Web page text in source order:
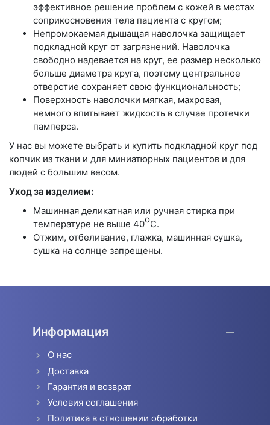
эффективное решение проблем с кожей в местах
соприкосновения тела пациента с кругом;
Непромокаемая дышащая наволочка защищает
подкладной круг от загрязнений. Наволочка
свободно надевается на круг, ее размер несколько
больше диаметра круга, поэтому центральное
отверстие сохраняет свою функциональность;
Поверхность наволочки мягкая, махровая,
немного впитывает жидкость в случае протечки
памперса.
У нас вы можете выбрать и купить подкладной круг под
копчик из ткани и для миниатюрных пациентов и для
людей с большим весом.
Уход за изделием:
Машинная деликатная или ручная стирка при
температуре не выше 40оС.
Отжим, отбеливание, глажка, машинная сушка,
сушка на солнце запрещены.
Информация
О нас
Доставка
Гарантия и возврат
Условия соглашения
Политика в отношении обработки